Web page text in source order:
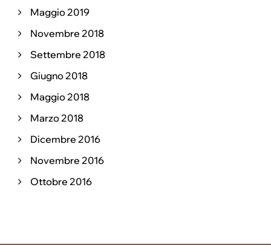
Maggio 2019
Novembre 2018
Settembre 2018
Giugno 2018
Maggio 2018
Marzo 2018
Dicembre 2016
Novembre 2016
Ottobre 2016